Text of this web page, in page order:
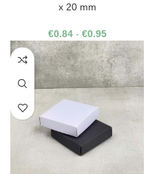
x 20 mm
€0.84- €0.95